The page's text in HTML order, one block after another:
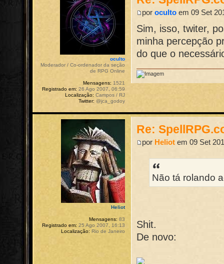
poroculto em 09 Set
Sim, isso, twiter,
minha percepção
do que o
oculto
Moderador / Co-ordenador da seção
de RPG Online
Mensagens: 1521
Registrado em: 26 Ago 2007, 06:59
Localização: Campos / RJ
Twitter: @jca_godoy
Re:
por Heliot em 09 Set
Não tá rolando
Shit.
De novo:
Heliot
Mensagens: 83
Registrado em: 25 Ago 2007, 16:13
Localização: Rio de Janeiro